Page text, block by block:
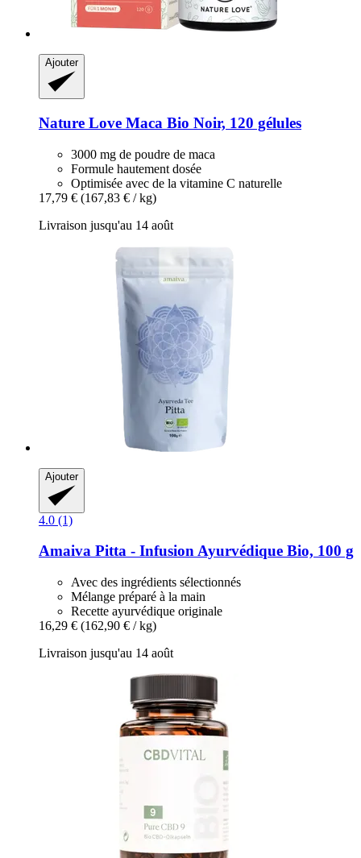
Ajouter
Nature Love Maca Bio Noir, 120 gélules
3000 mg de poudre de maca
Formule hautement dosée
Optimisée avec de la vitamine C naturelle
17,79 € (167,83 € / kg)
Livraison jusqu'au 14 août
Ajouter
4.0 (1)
Amaiva Pitta -​ Infusion Ayurvédique Bio, 100 g
Avec des ingrédients sélectionnés
Mélange préparé à la main
Recette ayurvédique originale
16,29 € (162,90 € / kg)
Livraison jusqu'au 14 août